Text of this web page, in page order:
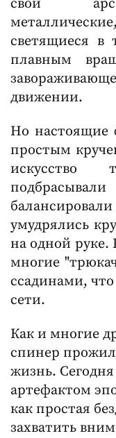
свой
светящиеся в
плавным
движении.
Но настоящие
простым
искусство
умудрялись
на одной руке.
многие
ссадинами,
сети.
Как и многие
спинер
жизнь.
артефактом
как простая
захватить